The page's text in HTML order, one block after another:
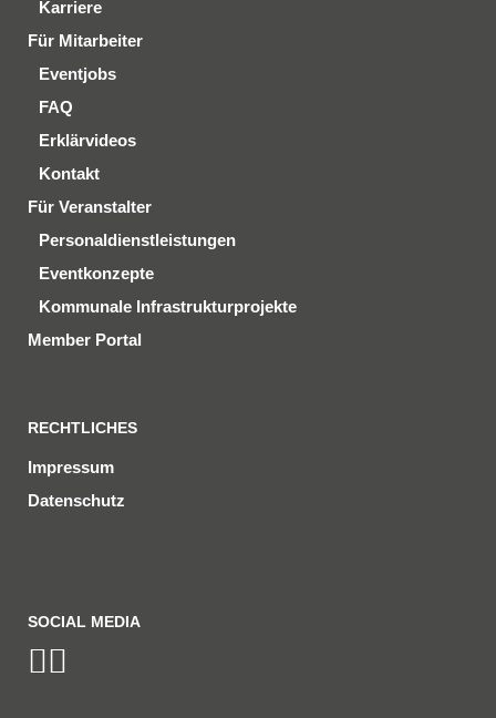
Karriere
Für Mitarbeiter
Eventjobs
FAQ
Erklärvideos
Kontakt
Für Veranstalter
Personaldienstleistungen
Eventkonzepte
Kommunale Infrastrukturprojekte
Member Portal
RECHTLICHES
Impressum
Datenschutz
SOCIAL MEDIA